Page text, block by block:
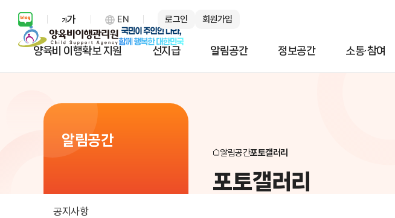
보통 화면 확대 설정 열기
EN 로그인 회원가입
양육비 이행확보 지원 선지급 알림공간 정보공간 소통·참여
알림공간
공지사항
포토갤러리
알림공간포토갤러리